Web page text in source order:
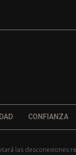
CONFIANZA
las desconexiones